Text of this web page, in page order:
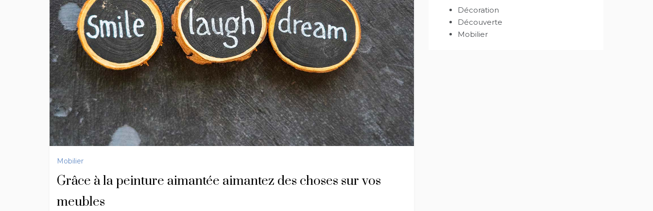
Mobilier
Grâce à la peinture aimantée aimantez des choses sur vos
meubles
Décoration
Découverte
Mobilier